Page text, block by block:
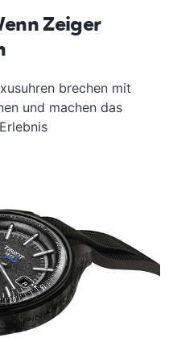
Zeiger
brechen mit
und machen das